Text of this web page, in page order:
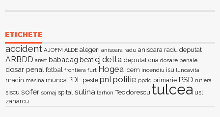
ETICHETE
accident AJOFM ALDE alegeri anisoara radu anisoara radu deputat
ARBDD arest babadag beatcj delta deputat dna dosare penale
dosar penal fotbal frontiera furt Hogea icem incendiu isu luncavita
macin masina munca PDL peste pnlpolitie ppdd primarie PSD rutiera
siscu sofer somaj spital sulina tarhon Teodorescu tulcea usl
zaharcu